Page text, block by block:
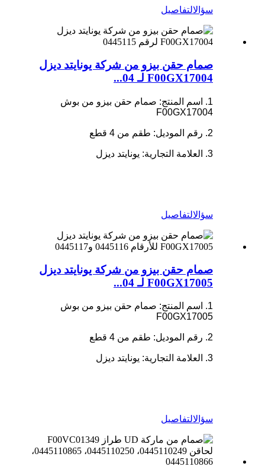
سؤالالتفاصيل
صمام حقن بيزو من شركة يونايتد ديزل
F00GX17004 لـ 04...
1. اسم المنتج: صمام حقن بيزو من بوش
F00GX17004
2. رقم الموديل: طقم من 4 قطع
3. العلامة التجارية: يونايتد ديزل
سؤالالتفاصيل
صمام حقن بيزو من شركة يونايتد ديزل
F00GX17005 لـ 04...
1. اسم المنتج: صمام حقن بيزو من بوش
F00GX17005
2. رقم الموديل: طقم من 4 قطع
3. العلامة التجارية: يونايتد ديزل
سؤالالتفاصيل